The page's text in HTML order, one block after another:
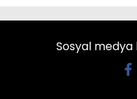
Sosyal medya